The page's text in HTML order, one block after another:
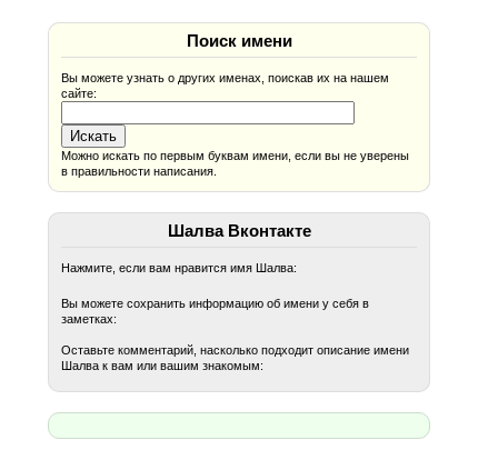
Поиск имени
Вы можете узнать о других именах, поискав их на нашем
сайте:
Можно искать по первым буквам имени, если вы не уверены
в правильности написания.
Шалва Вконтакте
Нажмите, если вам нравится имя Шалва:
Вы можете сохранить информацию об имени у себя в
заметках:
Оставьте комментарий, насколько подходит описание имени
Шалва к вам или вашим знакомым: